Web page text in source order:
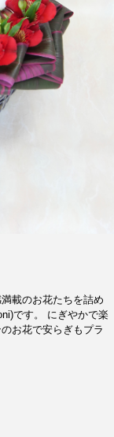
載のお花たちを詰め
です。 にぎやかで楽
お花で安らぎもプラ